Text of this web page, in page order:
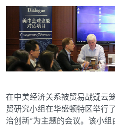
在中美经济关系被贸易战疑云
贸研究小组在华盛顿特区举行
治创新”为主题的会议。该小